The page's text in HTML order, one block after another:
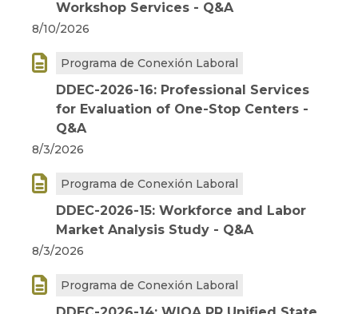
Workshop Services - Q&A
8/10/2026
 Programa de Conexión Laboral
DDEC-2026-16: Professional Services
for Evaluation of One-Stop Centers -
Q&A
8/3/2026
 Programa de Conexión Laboral
DDEC-2026-15: Workforce and Labor
Market Analysis Study - Q&A
8/3/2026
 Programa de Conexión Laboral